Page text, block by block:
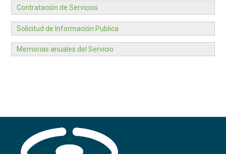
Contratación de Servicios
Solicitud de Información Publica
Memorias anuales del Servicio